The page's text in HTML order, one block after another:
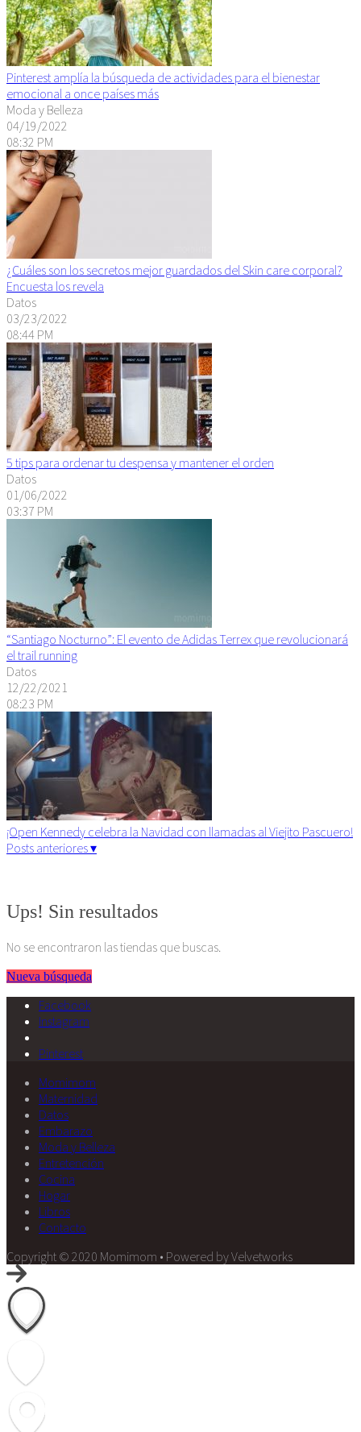
Pinterest amplía la búsqueda de actividades para el bienestar
emocional a once países más
Moda y Belleza
04/19/2022
08:32 PM
¿Cuáles son los secretos mejor guardados del Skin care corporal?
Encuesta los revela
Datos
03/23/2022
08:44 PM
5 tips para ordenar tu despensa y mantener el orden
Datos
01/06/2022
03:37 PM
“Santiago Nocturno”: El evento de Adidas Terrex que revolucionará
el trail running
Datos
12/22/2021
08:23 PM
¡Open Kennedy celebra la Navidad con llamadas al Viejito Pascuero!
Posts anteriores ▾
Ups! Sin resultados
No se encontraron las tiendas que buscas.
Nueva búsqueda
Facebook
Instagram
Pinterest
Momimom
Maternidad
Datos
Embarazo
Moda y Belleza
Entretención
Cocina
Hogar
Libros
Contacto
Copyright © 2020 Momimom • Powered by Velvetworks